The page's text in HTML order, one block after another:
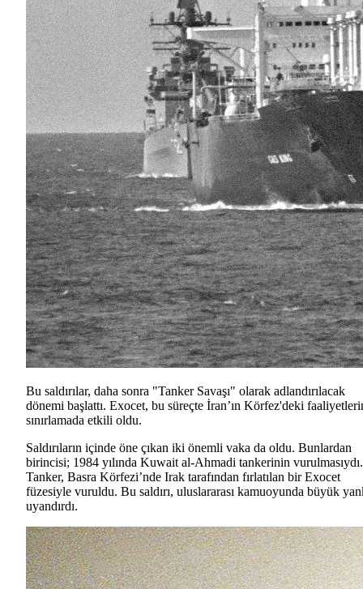
Bu saldırılar, daha sonra "Tanker Savaşı" olarak adlandırılacak
dönemi başlattı. Exocet, bu süreçte İran’ın Körfez'deki
sınırlamada etkili oldu.
Saldırıların içinde öne çıkan iki önemli vaka da oldu. Bunlardan
birincisi; 1984 yılında Kuwait al-Ahmadi tankerinin vurulmasıydı.
Tanker, Basra Körfezi’nde Irak tarafından fırlatılan bir Exocet
füzesiyle vuruldu. Bu saldırı, uluslararası kamuoyunda büyük
uyandırdı.